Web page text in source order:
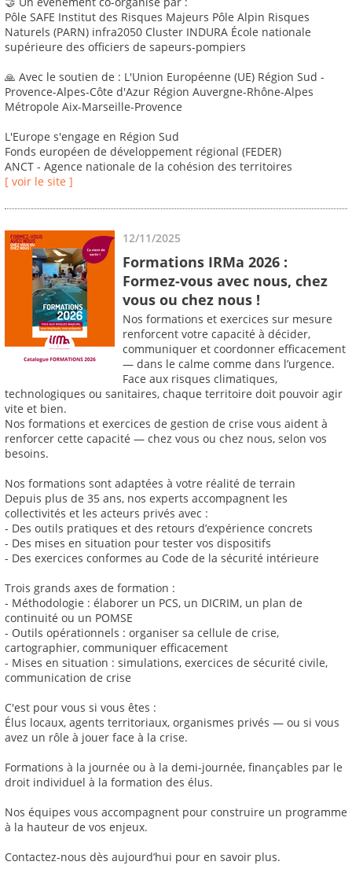
Pôle SAFE Institut des Risques Majeurs Pôle Alpin Risques
Naturels (PARN) infra2050 Cluster INDURA École nationale
supérieure des officiers de sapeurs-pompiers
🙏 Avec le soutien de : L'Union Européenne (UE) Région Sud -
Provence-Alpes-Côte d'Azur Région Auvergne-Rhône-Alpes
Métropole Aix-Marseille-Provence
L'Europe s'engage en Région Sud
Fonds européen de développement régional (FEDER)
ANCT - Agence nationale de la cohésion des territoires
[ voir le site ]
12/11/2025
Formations IRMa 2026 :
Formez-vous avec nous, chez
vous ou chez nous !
Nos formations et exercices sur mesure
renforcent votre capacité à décider,
communiquer et coordonner efficacement
— dans le calme comme dans l’urgence.
Face aux risques climatiques,
technologiques ou sanitaires, chaque territoire doit pouvoir agir
vite et bien.
Nos formations et exercices de gestion de crise vous aident à
renforcer cette capacité — chez vous ou chez nous, selon vos
besoins.
Nos formations sont adaptées à votre réalité de terrain
Depuis plus de 35 ans, nos experts accompagnent les
collectivités et les acteurs privés avec :
- Des outils pratiques et des retours d’expérience concrets
- Des mises en situation pour tester vos dispositifs
- Des exercices conformes au Code de la sécurité intérieure
Trois grands axes de formation :
- Méthodologie : élaborer un PCS, un DICRIM, un plan de
continuité ou un POMSE
- Outils opérationnels : organiser sa cellule de crise,
cartographier, communiquer efficacement
- Mises en situation : simulations, exercices de sécurité civile,
communication de crise
C'est pour vous si vous êtes :
Élus locaux, agents territoriaux, organismes privés — ou si vous
avez un rôle à jouer face à la crise.
Formations à la journée ou à la demi-journée, finançables par le
droit individuel à la formation des élus.
Nos équipes vous accompagnent pour construire un programme
à la hauteur de vos enjeux.
Contactez-nous dès aujourd’hui pour en savoir plus.